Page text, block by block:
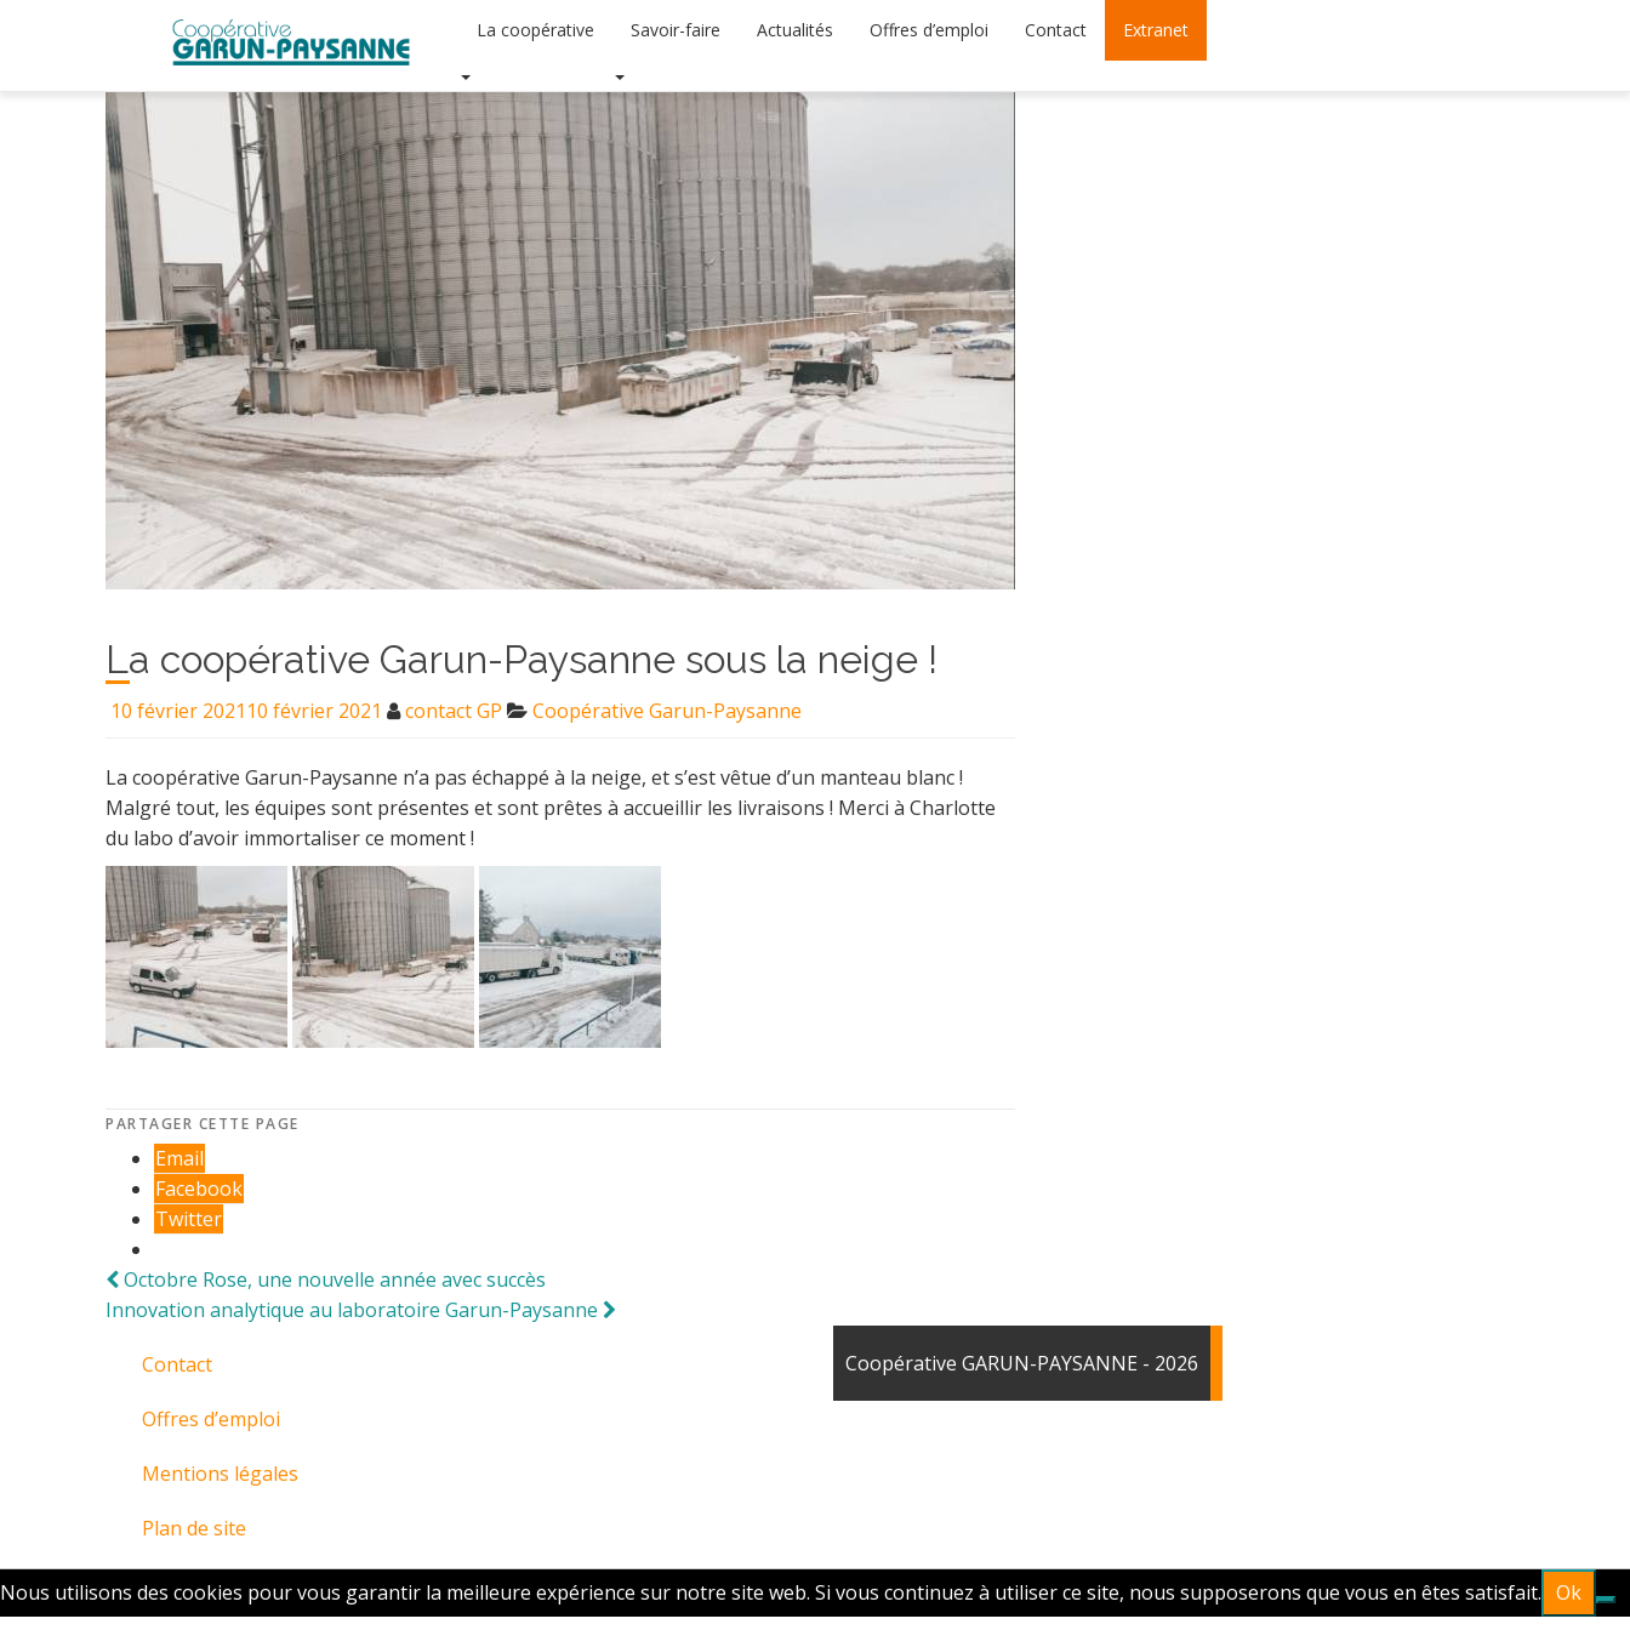
La coopérative Savoir-faire Actualités Offres d’emploi Contact Extranet
La coopérative Garun-Paysanne sous la neige !
10 février 2021 10 février 2021 contact GP Coopérative Garun-Paysanne
La coopérative Garun-Paysanne n’a pas échappé à la neige, et s’est vêtue d’un manteau blanc !
Malgré tout, les équipes sont présentes et sont prêtes à accueillir les livraisons ! Merci à Charlotte
du labo d’avoir immortaliser ce moment !
PARTAGER CETTE PAGE
Email
Facebook
Twitter
Navigation
de
l’article
Octobre Rose, une nouvelle année avec succès
Innovation analytique au laboratoire Garun-Paysanne
Contact
Offres d’emploi
Mentions légales
Plan de site
Coopérative GARUN-PAYSANNE - 2026
Nous utilisons des cookies pour vous garantir la meilleure expérience sur notre site web. Si vous continuez à utiliser ce site, nous supposerons que vous en êtes satisfait. Ok